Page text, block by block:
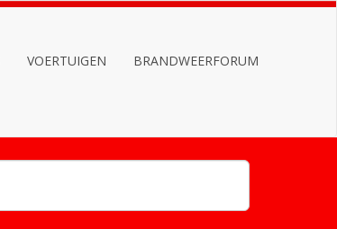
VOERTUIGEN BRANDWEERFORUM